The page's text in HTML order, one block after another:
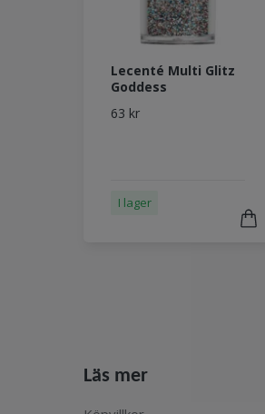
Lecenté Multi Glitz
Goddess
63 kr
I lager
Läs mer